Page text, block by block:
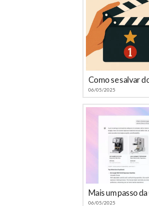
Como se salvar
06/05/2025
06/05/2025